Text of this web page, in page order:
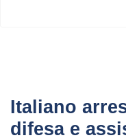
Italiano
difesa e